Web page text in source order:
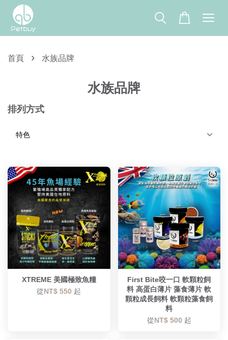
首頁 › 水族品牌
水族品牌
排列方式
XTREME 美國極致魚糧
從NT$ 550 起
First Bite咬一口 軟顆粒飼
料 高蛋白薄片 藻食薄片 軟
顆粒成長飼料 軟顆粒藻食飼
料
從NT$ 500 起